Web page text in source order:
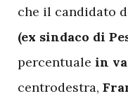
che il candidato
(ex sindaco di
percentuale in
centrodestra,